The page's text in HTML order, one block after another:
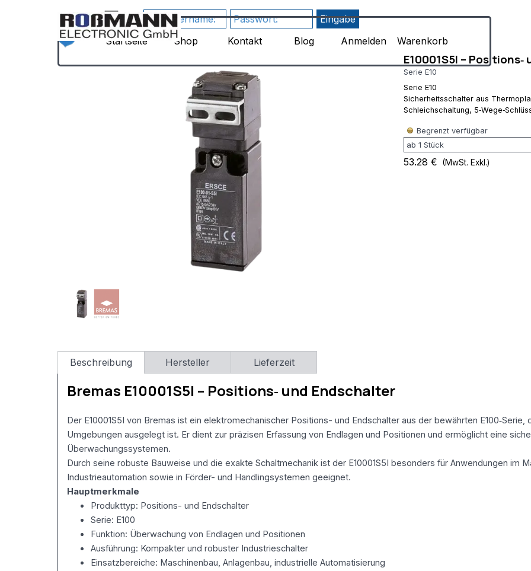
German ▼
Menü überspringen
Startseite
Shop ▼
Kontakt Blog Anmelden Warenkorb
google-site-
verification=JHZosFIuJxTsgD2P4_DmdLT4_H8uIH1F1qLf7l-
RewriteEngine
On
1)
{HTTP_HOST}
^rossmann-
RewriteRule
^(.*)$
https://www.rossmann-
onlineshop.de/$1
[R=301,L]
3)
index.php
entfernen
RewriteCond
%
{THE_REQUEST}
\s/index\.php[\s?]
RewriteRule
^index\.php$
https://www.rossmann-
onlineshop.de/
[R=301,L]
E10001S5I –
Serie E10
Serie E10
Sicherheitsschalter aus
Schleichschaltung,
Begrenzt verfügbar
53.28 € (MwSt. Exkl.)
Beschreibung Hersteller Lieferzeit
Bremas E10001S5I – Positions‑ und Endschalter
Der E10001S5I von Bremas ist ein elektromechanischer Positions- und Endschalter aus der bewährten
Umgebungen ausgelegt ist. Er dient zur präzisen Erfassung von Endlagen und Positionen und ermöglicht eine
Überwachungssystemen.
Durch seine robuste Bauweise und die exakte Schaltmechanik ist der E10001S5I besonders für Anwendungen im
Industrieautomation sowie in Förder- und Handlingsystemen geeignet.
Hauptmerkmale
Produkttyp: Positions- und Endschalter
Serie: E100
Funktion: Überwachung von Endlagen und Positionen
Ausführung: Kompakter und robuster Industrieschalter
Einsatzbereiche: Maschinenbau, Anlagenbau, industrielle Automatisierung